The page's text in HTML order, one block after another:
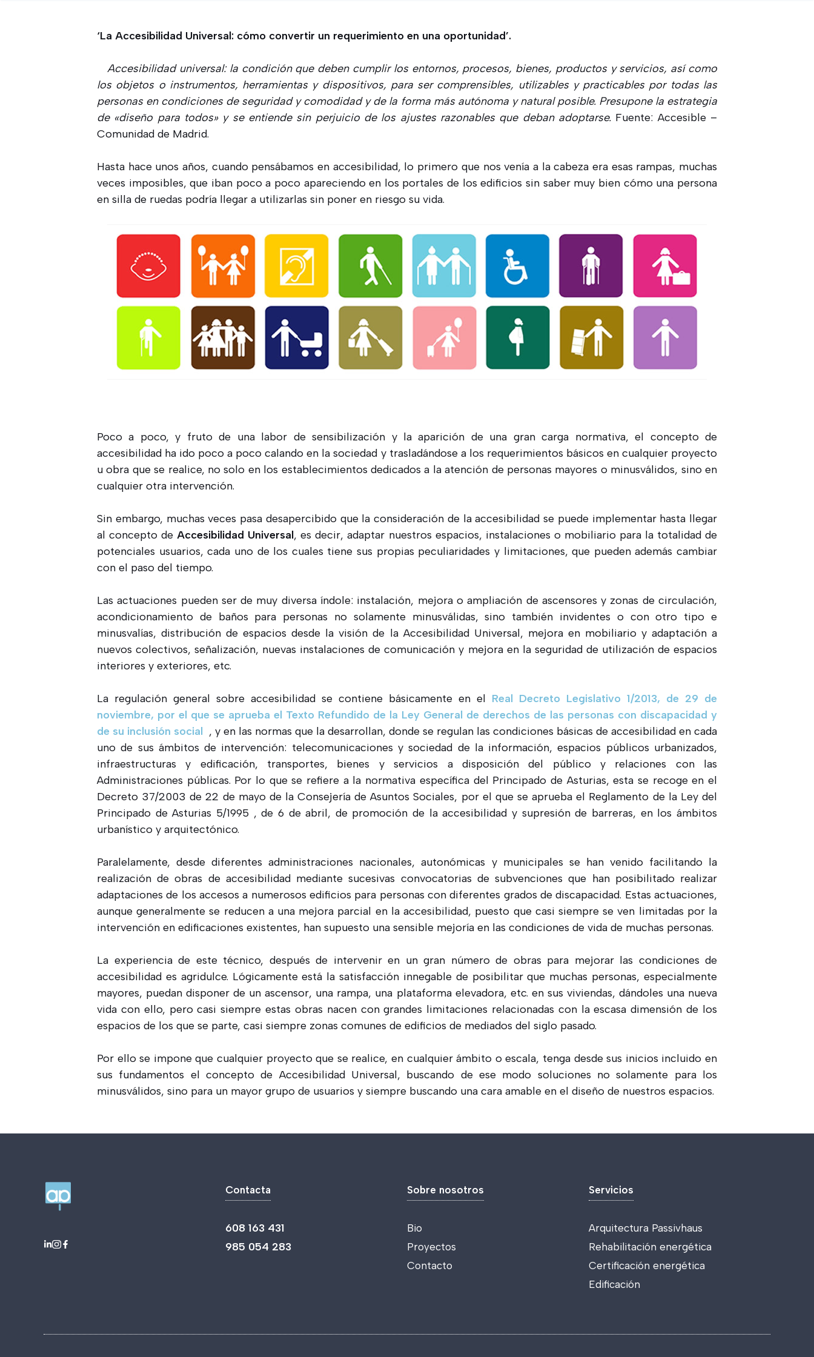
‘La Accesibilidad Universal: cómo convertir un requerimiento en una oportunidad’.
Accesibilidad universal: la condición que deben cumplir los entornos, procesos, bienes, productos y servicios, así como
los objetos o instrumentos, herramientas y dispositivos, para ser comprensibles, utilizables y practicables por todas las
personas en condiciones de seguridad y comodidad y de la forma más autónoma y natural posible. Presupone la estrategia
de «diseño para todos» y se entiende sin perjuicio de los ajustes razonables que deban adoptarse. Fuente: Accesible –
Comunidad de Madrid.
Hasta hace unos años, cuando pensábamos en accesibilidad, lo primero que nos venía a la cabeza era esas rampas, muchas
veces imposibles, que iban poco a poco apareciendo en los portales de los edificios sin saber muy bien cómo una persona
en silla de ruedas podría llegar a utilizarlas sin poner en riesgo su vida.
Poco a poco, y fruto de una labor de sensibilización y la aparición de una gran carga normativa, el concepto de
accesibilidad ha ido poco a poco calando en la sociedad y trasladándose a los requerimientos básicos en cualquier proyecto
u obra que se realice, no solo en los establecimientos dedicados a la atención de personas mayores o minusválidos, sino en
cualquier otra intervención.
Sin embargo, muchas veces pasa desapercibido que la consideración de la accesibilidad se puede implementar hasta llegar
al concepto deAccesibilidad Universal, es decir, adaptar nuestros espacios, instalaciones o mobiliario para la totalidad de
potenciales usuarios, cada uno de los cuales tiene sus propias peculiaridades y limitaciones, que pueden además cambiar
con el paso del tiempo.
Las actuaciones pueden ser de muy diversa índole: instalación, mejora o ampliación de ascensores y zonas de circulación,
acondicionamiento de baños para personas no solamente minusválidas, sino también invidentes o con otro tipo e
minusvalías, distribución de espacios desde la visión de la Accesibilidad Universal, mejora en mobiliario y adaptación a
nuevos colectivos, señalización, nuevas instalaciones de comunicación y mejora en la seguridad de utilización de espacios
interiores y exteriores, etc.
La regulación general sobre accesibilidad se contiene básicamente en el Real Decreto Legislativo 1/2013, de 29 de
noviembre, por el que se aprueba el Texto Refundido de la Ley General de derechos de las personas con discapacidad y
de su inclusión social , y en las normas que la desarrollan, donde se regulan las condiciones básicas de accesibilidad en cada
uno de sus ámbitos de intervención: telecomunicaciones y sociedad de la información, espacios públicos urbanizados,
infraestructuras y edificación, transportes, bienes y servicios a disposición del público y relaciones con las
Administraciones públicas. Por lo que se refiere a la normativa específica del Principado de Asturias, esta se recoge en el
Decreto 37/2003 de 22 de mayo de la Consejería de Asuntos Sociales, por el que se aprueba el Reglamento de la Ley del
Principado de Asturias 5/1995 , de 6 de abril, de promoción de la accesibilidad y supresión de barreras, en los ámbitos
urbanístico y arquitectónico.
Paralelamente, desde diferentes administraciones nacionales, autonómicas y municipales se han venido facilitando la
realización de obras de accesibilidad mediante sucesivas convocatorias de subvenciones que han posibilitado realizar
adaptaciones de los accesos a numerosos edificios para personas con diferentes grados de discapacidad. Estas actuaciones,
aunque generalmente se reducen a una mejora parcial en la accesibilidad, puesto que casi siempre se ven limitadas por la
intervención en edificaciones existentes, han supuesto una sensible mejoría en las condiciones de vida de muchas personas.
La experiencia de este técnico, después de intervenir en un gran número de obras para mejorar las condiciones de
accesibilidad es agridulce. Lógicamente está la satisfacción innegable de posibilitar que muchas personas, especialmente
mayores, puedan disponer de un ascensor, una rampa, una plataforma elevadora, etc. en sus viviendas, dándoles una nueva
vida con ello, pero casi siempre estas obras nacen con grandes limitaciones relacionadas con la escasa dimensión de los
espacios de los que se parte, casi siempre zonas comunes de edificios de mediados del siglo pasado.
Por ello se impone que cualquier proyecto que se realice, en cualquier ámbito o escala, tenga desde sus inicios incluido en
sus fundamentos el concepto de Accesibilidad Universal, buscando de ese modo soluciones no solamente para los
minusválidos, sino para un mayor grupo de usuarios y siempre buscando una cara amable en el diseño de nuestros espacios.
Contacta
608 163 431
985 054 283
Sobre nosotros
Bio
Proyectos
Contacto
Servicios
Arquitectura Passivhaus
Rehabilitación energética
Certificación energética
Edificación